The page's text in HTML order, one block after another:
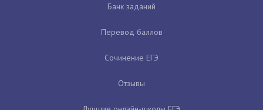
Банк заданий
Перевод баллов
Сочинение ЕГЭ
Отзывы